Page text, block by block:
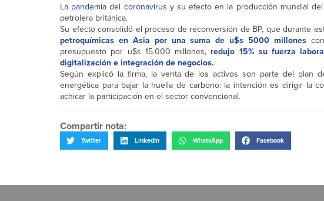
La pandemia del coronavirus y su efecto en la producción mundial
petrolera británica.
Su efecto consolidó el proceso de reconversión de BP, que durante
petroquímicas en Asia por una suma de u$s 5000 millones
presupuesto por u$s 15.000 millones,redujo 15% su fuerza
digitalización e integración de negocios.
Según explicó la firma, la venta de los activos son parte del plan
energética para bajar la huella de carbono: la intención es dirigir la
achicar la participación en el sector convencional.
Compartir nota:
Twitter LinkedIn WhatsApp Facebook